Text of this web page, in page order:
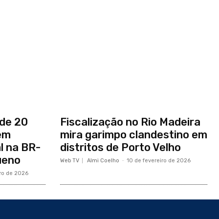
20
na BR-
de 2026
Fiscalização no Rio Madeira
mira garimpo clandestino em
distritos de Porto Velho
Web TV Almi Coelho - 10 de fevereiro de 2026